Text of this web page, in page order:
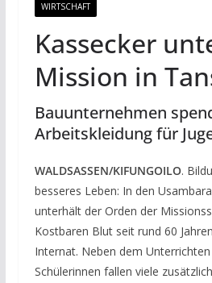
WIRTSCHAFT
Kassecker
Mission in
Bauunternehmen
Arbeitskleidung für
WALDSASSEN/KIFUNGOILO.
besseres Leben: In den
unterhält der Orden der
Kostbaren Blut seit rund 60
Internat. Neben dem
Schülerinnen fallen viele